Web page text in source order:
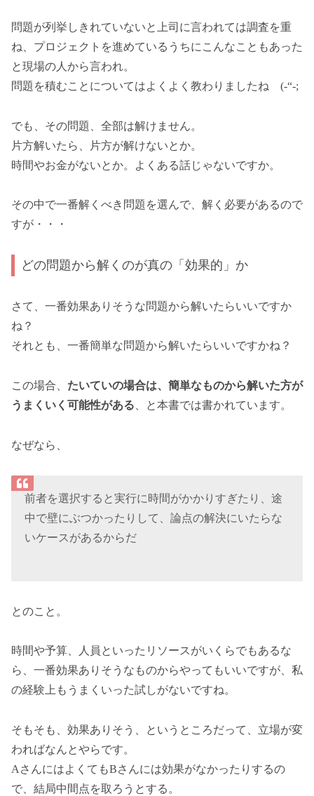
問題が列挙しきれていないと上司に言われては調査を重
ね、プロジェクトを進めているうちにこんなこともあった
と現場の人から言われ。
問題を積むことについてはよくよく教わりましたね (-“-;
でも、その問題、全部は解けません。
片方解いたら、片方が解けないとか。
時間やお金がないとか。よくある話じゃないですか。
その中で一番解くべき問題を選んで、解く必要があるので
すが・・・
どの問題から解くのが真の「効果的」か
さて、一番効果ありそうな問題から解いたらいいですか
ね？
それとも、一番簡単な問題から解いたらいいですかね？
この場合、 たいていの場合は、簡単なものから解いた方が
うまくいく可能性がある 、と本書では書かれています。
なぜなら、
前者を選択すると実行に時間がかかりすぎたり、途
中で壁にぶつかったりして、論点の解決にいたらな
いケースがあるからだ
とのこと。
時間や予算、人員といったリソースがいくらでもあるな
ら、一番効果ありそうなものからやってもいいですが、私
の経験上もうまくいった試しがないですね。
そもそも、効果ありそう、というところだって、立場が変
わればなんとやらです。
AさんにはよくてもBさんには効果がなかったりするの
で、結局中間点を取ろうとする。